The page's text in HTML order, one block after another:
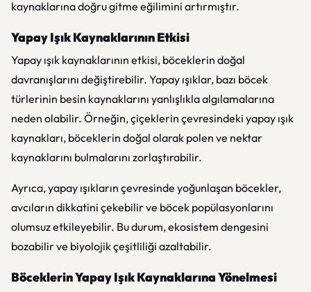
kaynaklarına doğru gitme eğilimini artırmıştır.
Yapay Işık Kaynaklarının Etkisi
Yapay ışık kaynaklarının etkisi, böceklerin doğal
davranışlarını değiştirebilir. Yapay ışıklar, bazı böcek
türlerinin besin kaynaklarını yanlışlıkla algılamalarına
neden olabilir. Örneğin, çiçeklerin çevresindeki yapay ışık
kaynakları, böceklerin doğal olarak polen ve nektar
kaynaklarını bulmalarını zorlaştırabilir.
Ayrıca, yapay ışıkların çevresinde yoğunlaşan böcekler,
avcıların dikkatini çekebilir ve böcek popülasyonlarını
olumsuz etkileyebilir. Bu durum, ekosistem dengesini
bozabilir ve biyolojik çeşitliliği azaltabilir.
Böceklerin Yapay Işık Kaynaklarına Yönelmesi